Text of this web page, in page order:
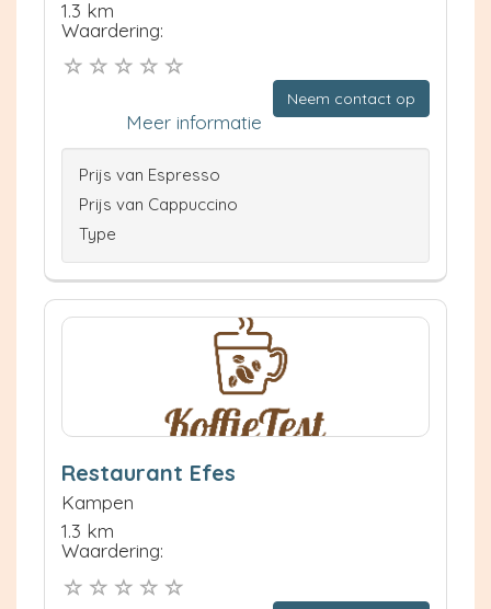
1.3 km
Waardering:
Neem contact op
Meer informatie
Prijs van Espresso
Prijs van Cappuccino
Type
Restaurant Efes
Kampen
1.3 km
Waardering: